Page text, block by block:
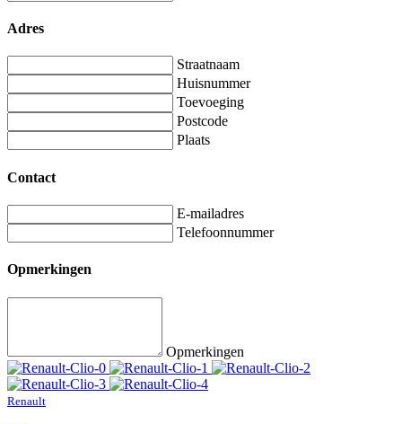
Adres
Straatnaam
Huisnummer
Toevoeging
Postcode
Plaats
Contact
E-mailadres
Telefoonnummer
Opmerkingen
Opmerkingen
Renault